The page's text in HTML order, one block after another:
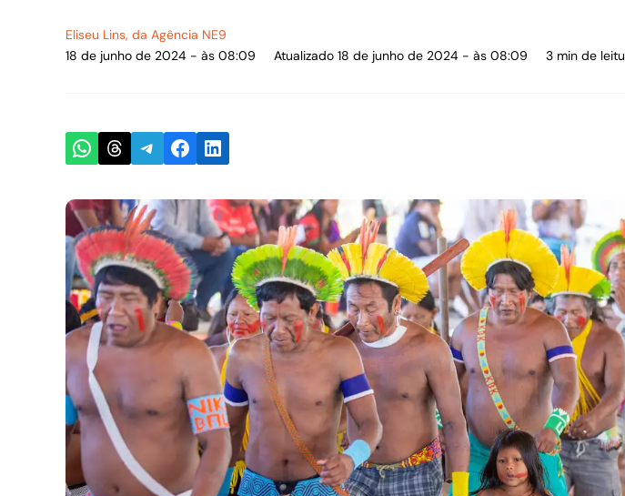
Eliseu Lins, da Agência NE9
18 de junho de 2024 - às 08:09
Atualizado 18 de junho de 2024 - às 08:09 3 min de
Share on WhatsApp
Share on Threads
Share on Telegram
Share on Facebook
Share on LinkedIn